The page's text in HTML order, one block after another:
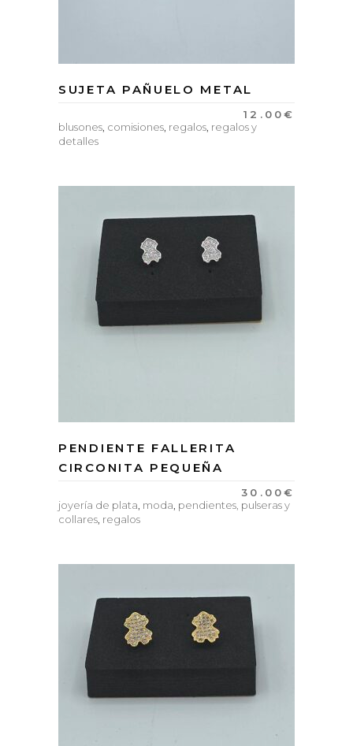
SUJETA PAÑUELO METAL
12.00€
blusones, comisiones, regalos, regalos y
detalles
PENDIENTE FALLERITA
CIRCONITA PEQUEÑA
30.00€
joyería de plata, moda, pendientes, pulseras y
collares, regalos